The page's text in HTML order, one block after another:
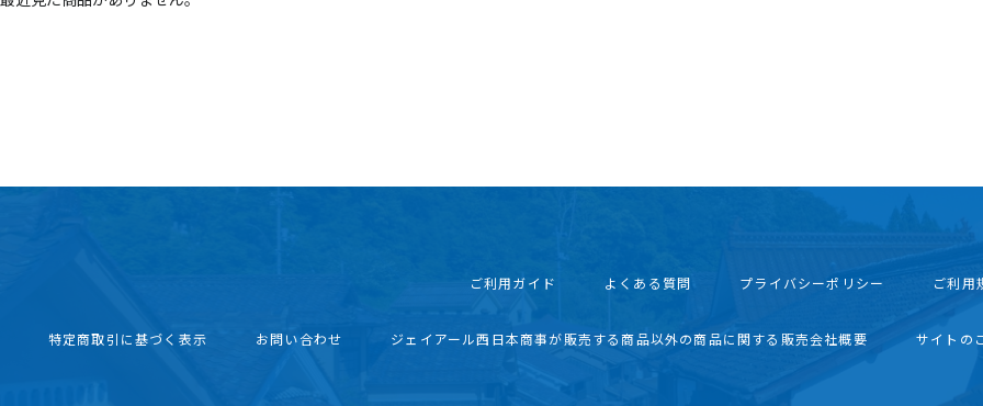
ご利用ガイド よくある質問 プライバシーポリシー ご利用
特定商取引に基づく表示 お問い合わせ ジェイアール西日本商事が販売する商品以外の商品に関する販売会社概要 サイトの